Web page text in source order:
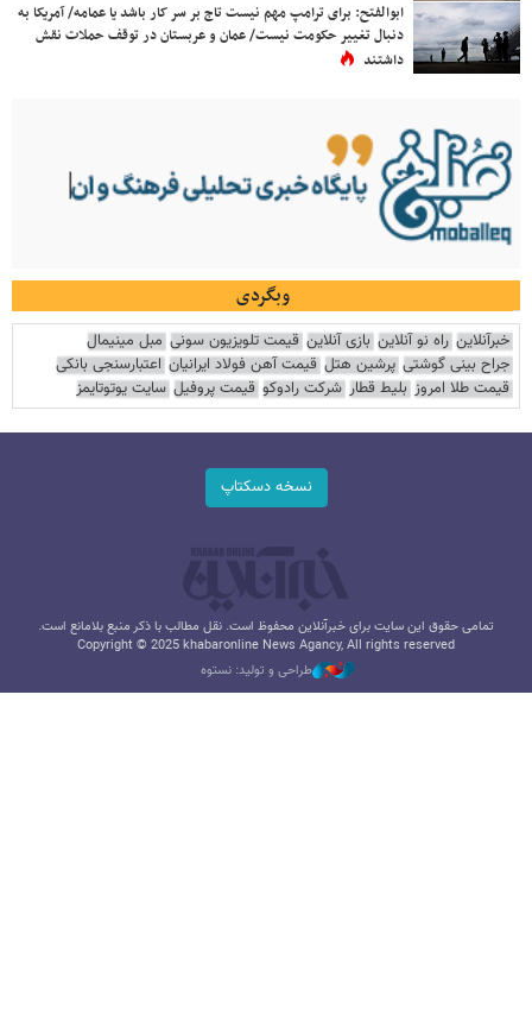
ابوالفتح: برای ترامپ مهم نیست تاج بر سر کار باشد یا عمامه/ آمریکا به
دنبال تغییر حکومت نیست/ عمان و عربستان در توقف حملات نقش
داشتند
وبگردی
خبرآنلاین راه نو آنلاین بازی آنلاین قیمت تلویزیون سونی مبل مینیمال
جراح بینی گوشتی پرشین هتل قیمت آهن فولاد ایرانیان اعتبارسنجی بانکی
قیمت طلا امروز بلیط قطار شرکت رادوکو قیمت پروفیل سایت یوتوتایمز
نسخه دسکتاپ
تمامی حقوق این سایت برای خبرآنلاین محفوظ است. نقل مطالب با ذکر منبع بلامانع است.
Copyright © 2025 khabaronline News Agancy, All rights reserved
طراحی و تولید: نستوه